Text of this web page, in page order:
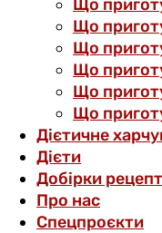
Що
Що
Що
Що
Що
Що
Дієтичне
Дієти
Добірки
Про нас
Спецпроєкти